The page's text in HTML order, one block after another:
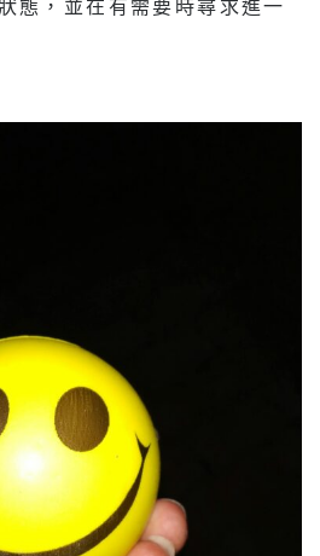
態，並在有需要時尋求進一